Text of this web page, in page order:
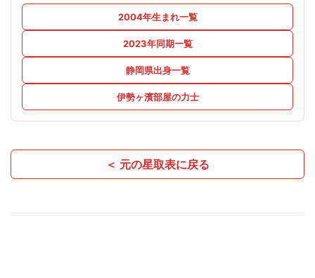
2004年生まれ一覧
2023年同期一覧
静岡県出身一覧
伊勢ヶ濱部屋の力士
＜ 元の星取表に戻る